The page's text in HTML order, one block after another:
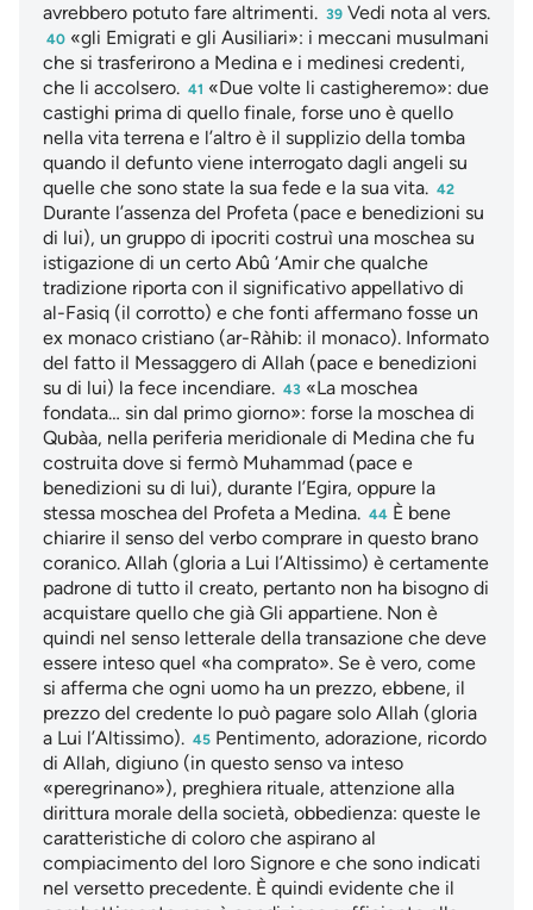
avrebbero potuto fare altrimenti. 39 Vedi nota al vers.
40 «gli Emigrati e gli Ausiliari»: i meccani musulmani
che si trasferirono a Medina e i medinesi credenti,
che li accolsero. 41 «Due volte li castigheremo»: due
castighi prima di quello finale, forse uno è quello
nella vita terrena e l’altro è il supplizio della tomba
quando il defunto viene interrogato dagli angeli su
quelle che sono state la sua fede e la sua vita. 42
Durante l’assenza del Profeta (pace e benedizioni su
di lui), un gruppo di ipocriti costruì una moschea su
istigazione di un certo Abû ‘Amir che qualche
tradizione riporta con il significativo appellativo di
al-Fasiq (il corrotto) e che fonti affermano fosse un
ex monaco cristiano (ar-Ràhib: il monaco). Informato
del fatto il Messaggero di Allah (pace e benedizioni
su di lui) la fece incendiare. 43 «La moschea
fondata… sin dal primo giorno»: forse la moschea di
Qubàa, nella periferia meridionale di Medina che fu
costruita dove si fermò Muhammad (pace e
benedizioni su di lui), durante l’Egira, oppure la
stessa moschea del Profeta a Medina. 44 È bene
chiarire il senso del verbo comprare in questo brano
coranico. Allah (gloria a Lui l’Altissimo) è certamente
padrone di tutto il creato, pertanto non ha bisogno di
acquistare quello che già Gli appartiene. Non è
quindi nel senso letterale della transazione che deve
essere inteso quel «ha comprato». Se è vero, come
si afferma che ogni uomo ha un prezzo, ebbene, il
prezzo del credente lo può pagare solo Allah (gloria
a Lui l’Altissimo). 45 Pentimento, adorazione, ricordo
di Allah, digiuno (in questo senso va inteso
«peregrinano»), preghiera rituale, attenzione alla
dirittura morale della società, obbedienza: queste le
caratteristiche di coloro che aspirano al
compiacimento del loro Signore e che sono indicati
nel versetto precedente. È quindi evidente che il